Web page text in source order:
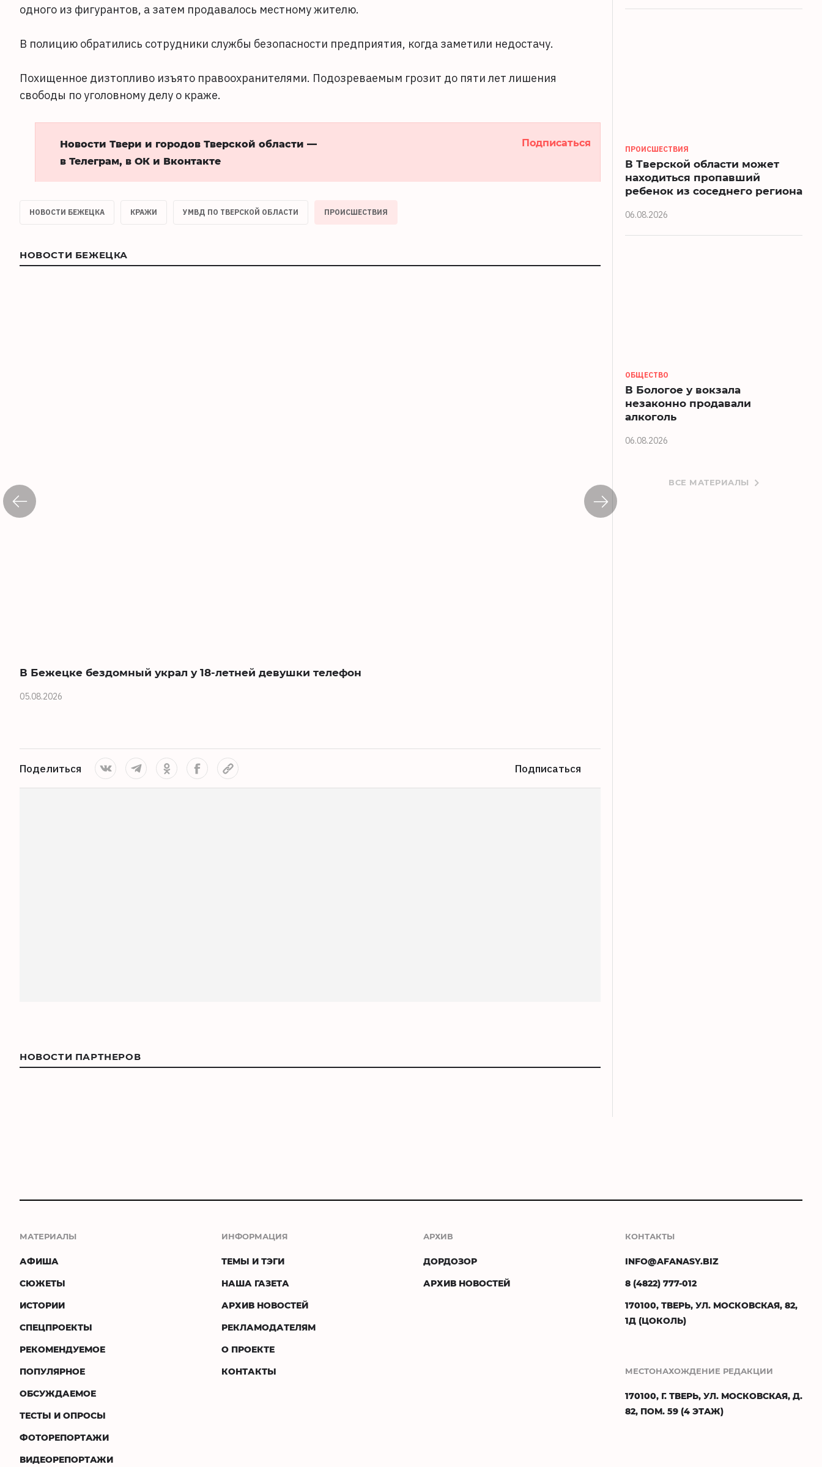
одного из фигурантов, а затем продавалось местному жителю.
В полицию обратились сотрудники службы безопасности предприятия, когда заметили недостачу.
Похищенное дизтопливо изъято правоохранителями. Подозреваемым грозит до пяти лет лишения
свободы по уголовному делу о краже.
Новости Твери и городов Тверской области —
в Телеграм, в ОК и Вконтакте
Подписаться
НОВОСТИ БЕЖЕЦКА КРАЖИ УМВД ПО ТВЕРСКОЙ ОБЛАСТИ ПРОИСШЕСТВИЯ
НОВОСТИ БЕЖЕЦКА
В Бежецке бездомный украл у 18-летней девушки телефон
05.08.2026
Поделиться Подписаться
НОВОСТИ ПАРТНЕРОВ
ПРОИСШЕСТВИЯ
В Тверской области может
находиться пропавший
ребенок из соседнего региона
06.08.2026
ОБЩЕСТВО
В Бологое у вокзала
незаконно продавали
алкоголь
06.08.2026
ВСЕ МАТЕРИАЛЫ
МАТЕРИАЛЫ
АФИША
СЮЖЕТЫ
ИСТОРИИ
СПЕЦПРОЕКТЫ
РЕКОМЕНДУЕМОЕ
ПОПУЛЯРНОЕ
ОБСУЖДАЕМОЕ
ТЕСТЫ И ОПРОСЫ
ФОТОРЕПОРТАЖИ
ВИДЕОРЕПОРТАЖИ
ИНФОРМАЦИЯ
ТЕМЫ И ТЭГИ
НАША ГАЗЕТА
АРХИВ НОВОСТЕЙ
РЕКЛАМОДАТЕЛЯМ
О ПРОЕКТЕ
КОНТАКТЫ
АРХИВ
ДОРДОЗОР
АРХИВ НОВОСТЕЙ
КОНТАКТЫ
INFO@AFANASY.BIZ
8 (4822) 777-012
170100, ТВЕРЬ, УЛ. МОСКОВСКАЯ, 82,
1Д (ЦОКОЛЬ)
МЕСТОНАХОЖДЕНИЕ РЕДАКЦИИ
170100, Г. ТВЕРЬ, УЛ. МОСКОВСКАЯ, Д.
82, ПОМ. 59 (4 ЭТАЖ)